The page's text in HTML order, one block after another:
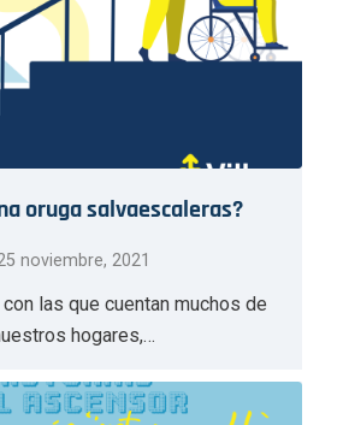
oruga salvaescaleras?
noviembre, 2021
las que cuentan muchos de
hogares,…